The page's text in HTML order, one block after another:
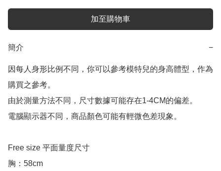
加至購物車
簡介 −
因每人身形比例不同，你可以參考模特兒的身高體型，作為
購買之參考。
由於測量方法不同，尺寸數據可能存在1-4CM的偏差。
電腦顯示器不同，商品顏色可能有輕微色差現象。
Free size 平面量度尺寸
胸：58cm